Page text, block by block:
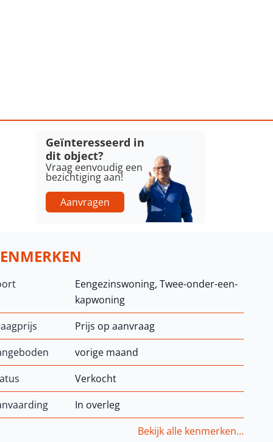
Geïnteresseerd in
dit object?
Vraag eenvoudig een
bezichtiging aan!
Aanvragen
Eengezinswoning, Twee-onder-een-
kapwoning
Prijs op aanvraag
vorige maand
Verkocht
In overleg
Bekijk alle kenmerken...